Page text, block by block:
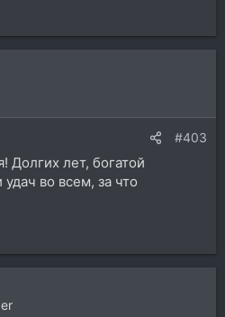
#403
Долгих лет, богатой
во всем, за что